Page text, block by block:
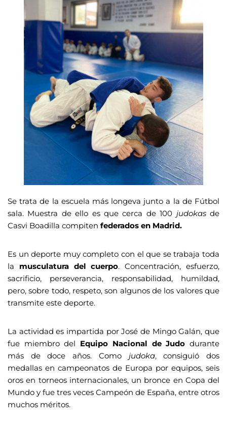
Se trata de la escuela más longeva junto a la de Fútbol
sala. Muestra de ello es que cerca de 100 judokasde
Casvi Boadilla compiten federados en Madrid.
Es un deporte muy completo con el que se trabaja toda
la musculatura del cuerpo. Concentración, esfuerzo,
sacrificio, perseverancia, responsabilidad, humildad,
pero, sobre todo, respeto, son algunos de los valores que
transmite este deporte.
La actividad es impartida por José de Mingo Galán, que
fue miembro del Equipo Nacional de Judodurante
más de doce años. Como judoka, consiguió dos
medallas en campeonatos de Europa por equipos, seis
oros en torneos internacionales, un bronce en Copa del
Mundo y fue tres veces Campeón de España, entre otros
muchos méritos.